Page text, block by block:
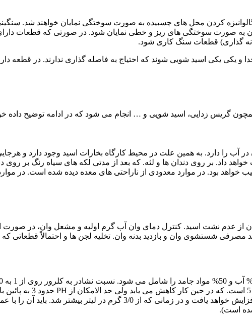
کردن محل های چسبیده به صورت سوختگی نمایان خواهند شد.
صورت سوختگی های ریز و خطی نمایان شود. در صورتی که قطعات
گذاری) قطعات سنگ کاری شود.
یکی اسید شویی شوند که احتیاج به فاصله گذاری ندارند. در قطعه
گریس زدایی، اسید شویی و … انجام می شود که در ادامه توضیح داده
آب را دارد. به همین علت در محیط کارگاه بخارات اسید وجود دارد و
داد. بر روی دندان ها و لثه. که بعد از مدتی لکه های سیاه رنگ بر روی
بود. در موارد معدودی از ناراحتی های معده دیده شده است. در
عدم نشت اسید. کنترل دمای وان آب گرم اولیه و مشعل وان، در صورت
شستشوی وان و بازدید بدنه وان. تخلیه لجن ها و احتمالاً قطعاتی که
بالا برد. دمای محلول بین 50 الی 60 بهترین کارکرد را دارد. بعد از مدتی میزان آهن فلاکس افزایش
است).